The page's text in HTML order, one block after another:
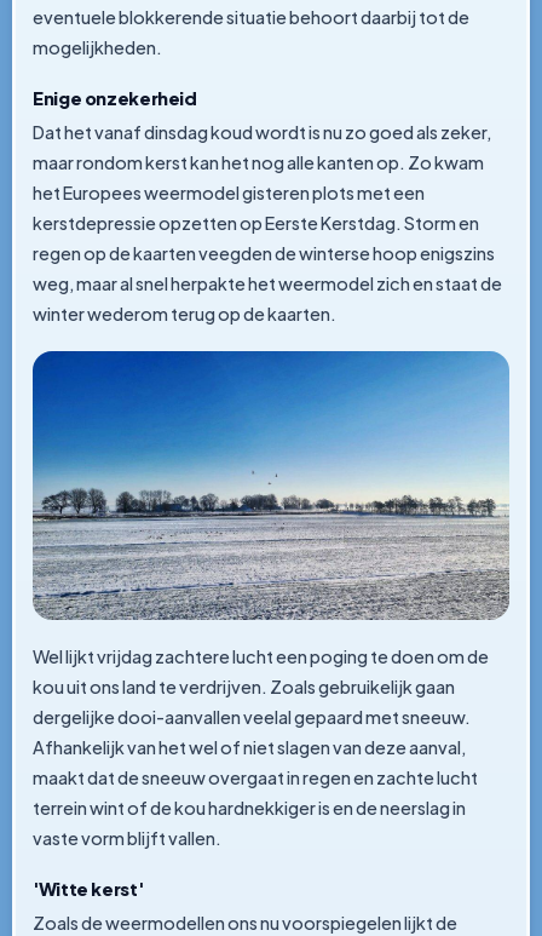
eventuele blokkerende situatie behoort daarbij tot de
mogelijkheden.
Enige onzekerheid
Dat het vanaf dinsdag koud wordt is nu zo goed als zeker,
maar rondom kerst kan het nog alle kanten op. Zo kwam
het Europees weermodel gisteren plots met een
kerstdepressie opzetten op Eerste Kerstdag. Storm en
regen op de kaarten veegden de winterse hoop enigszins
weg, maar al snel herpakte het weermodel zich en staat de
winter wederom terug op de kaarten.
Wel lijkt vrijdag zachtere lucht een poging te doen om de
kou uit ons land te verdrijven. Zoals gebruikelijk gaan
dergelijke dooi-aanvallen veelal gepaard met sneeuw.
Afhankelijk van het wel of niet slagen van deze aanval,
maakt dat de sneeuw overgaat in regen en zachte lucht
terrein wint of de kou hardnekkiger is en de neerslag in
vaste vorm blijft vallen.
'Witte kerst'
Zoals de weermodellen ons nu voorspiegelen lijkt de